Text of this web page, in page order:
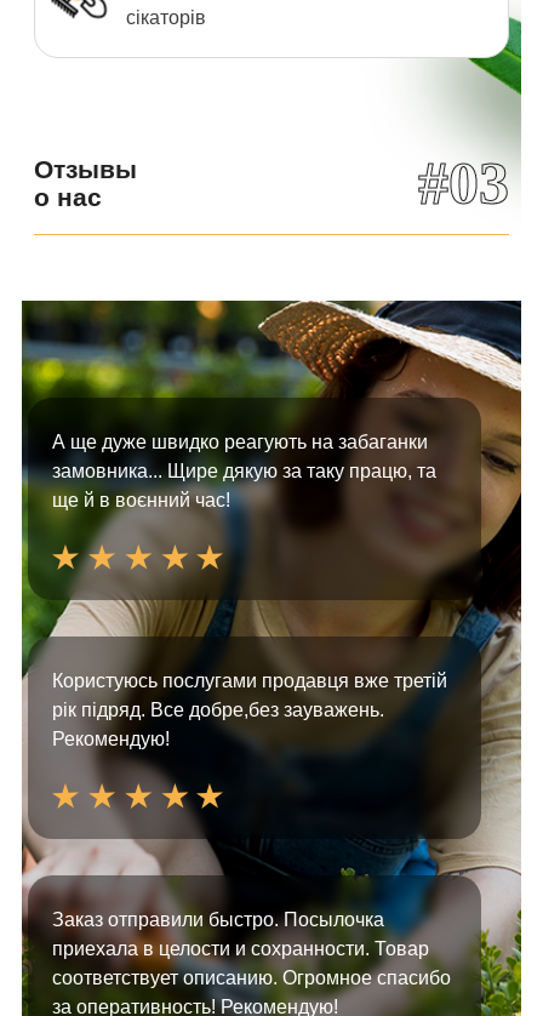
сікаторів
Отзывы
о нас
#03
А ще дуже швидко реагують на забаганки
замовника... Щире дякую за таку працю, та
ще й в воєнний час!
Користуюсь послугами продавця вже третій
рік підряд. Все добре,без зауважень.
Рекомендую!
Заказ отправили быстро. Посылочка
приехала в целости и сохранности. Товар
соответствует описанию. Огромное спасибо
за оперативность! Рекомендую!